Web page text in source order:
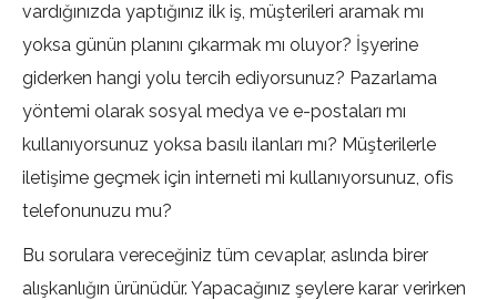
vardığınızda yaptığınız ilk iş, müşterileri aramak mı
yoksa günün planını çıkarmak mı oluyor? İşyerine
giderken hangi yolu tercih ediyorsunuz? Pazarlama
yöntemi olarak sosyal medya ve e-postaları mı
kullanıyorsunuz yoksa basılı ilanları mı? Müşterilerle
iletişime geçmek için interneti mi kullanıyorsunuz, ofis
telefonunuzu mu?
Bu sorulara vereceğiniz tüm cevaplar, aslında birer
alışkanlığın ürünüdür. Yapacağınız şeylere karar verirken